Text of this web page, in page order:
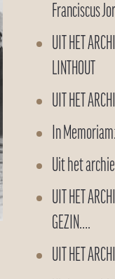
Franciscus
UIT HET
LINTHOUT
UIT HET
In
Uit het
UIT HET
GEZIN….
UIT HET